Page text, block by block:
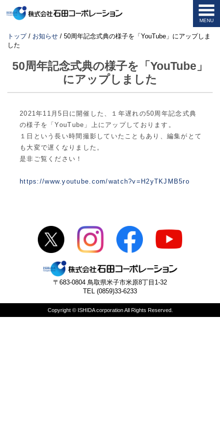
このページの本文へ
MENU
現
在
位
置：
トップ/ お知らせ / 50周年記念式典の様子を「YouTube」にアップしま
した
50周年記念式典の様子を「YouTube」
にアップしました
2021年11月5日に開催した、１年遅れの50周年記念式典
の様子を「YouTube」上にアップしております。
１日という長い時間撮影していたこともあり、編集がとて
も大変で遅くなりました。
是非ご覧ください！
https://www.youtube.com/watch?v=H2yTKJMB5ro
〒683-0804 鳥取県米子市米原8丁目1-32
TEL (0859)33-6233
Copyright © ISHIDA corporation All Rights Reserved.